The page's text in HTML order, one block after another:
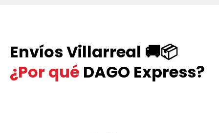
Envíos Villarreal 🚚📦
¿Por qué DAGO Express?